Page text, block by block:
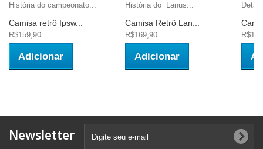
História do campeonato...
Camisa retrô Ipsw...
R$159,90
Adicionar
História do Lanus...
Camisa Retrô Lan...
R$169,90
Adicionar
Newsletter